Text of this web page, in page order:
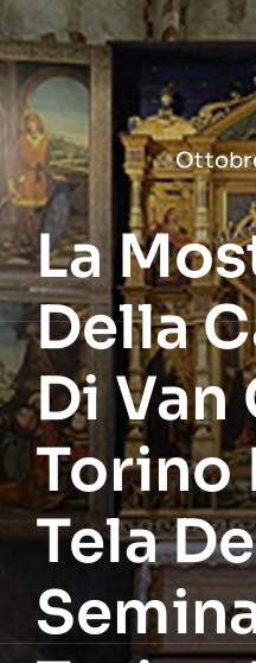
Salta
al
contenuto
La
Della
Di Van
Torino
Tela